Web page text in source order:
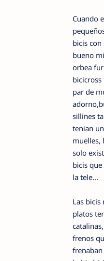
Cuando
bicis con
bueno
orbea
par de
sillines
tenian
muelles,
solo
bicis que
la tele...
Las bicis
platos
frenos